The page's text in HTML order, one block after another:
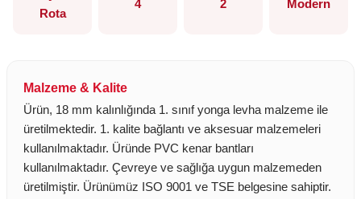
Rota
4 2 Modern
Malzeme & Kalite
Ürün, 18 mm kalınlığında 1. sınıf yonga levha malzeme ile
üretilmektedir. 1. kalite bağlantı ve aksesuar malzemeleri
kullanılmaktadır. Üründe PVC kenar bantları
kullanılmaktadır. Çevreye ve sağlığa uygun malzemeden
üretilmiştir. Ürünümüz ISO 9001 ve TSE belgesine sahiptir.